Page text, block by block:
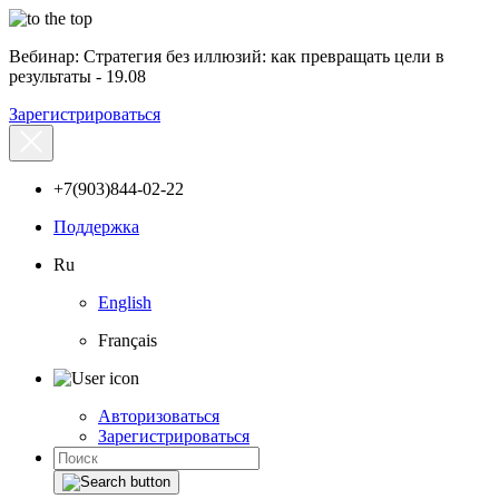
Вебинар: Стратегия без иллюзий: как превращать цели в
результаты - 19.08
Зарегистрироваться
+7(903)844-02-22
Поддержка
Ru
English
Français
Авторизоваться
Зарегистрироваться